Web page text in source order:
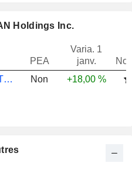
Holdings Inc.
PEA
Varia. 1
janv.
AMUNDI FDS EQUITY JPN TRGT I JPY C
Non +18,00 %